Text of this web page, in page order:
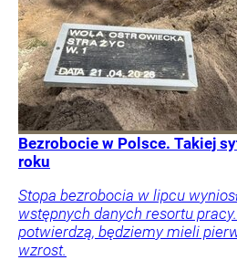
Bezrobocie w Polsce. Takiej
roku
Stopa bezrobocia w lipcu
wstępnych danych resortu
potwierdzą, będziemy mieli
wzrost.